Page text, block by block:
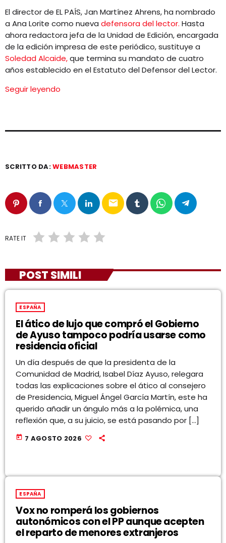
EQUIPO
NOTICIAS
CONTACTO
El director de EL PAÍS, Jan Martínez Ahrens, ha nombrado
a Ana Lorite como nueva defensora del lector. Hasta
ahora redactora jefa de la Unidad de Edición, encargada
de la edición impresa de este periódico, sustituye a
Soledad Alcaide,que termina su mandato de cuatro
años establecido en el Estatuto del Defensor del Lector.
Seguir leyendo
SCRITTO DA:WEBMASTER
email
RATE IT
POST SIMILI
ESPAÑA
El ático de lujo que compró el Gobierno
de Ayuso tampoco podría usarse como
residencia oficial
Un día después de que la presidenta de la
Comunidad de Madrid, Isabel Díaz Ayuso, relegara
todas las explicaciones sobre el ático al consejero
de Presidencia, Miguel Ángel García Martín, este ha
querido añadir un ángulo más a la polémica, una
reflexión que, a su juicio, se está pasando por […]
today 7 AGOSTO 2026
ESPAÑA
Vox no romperá los gobiernos
autonómicos con el PP aunque acepten
el reparto de menores extranjeros